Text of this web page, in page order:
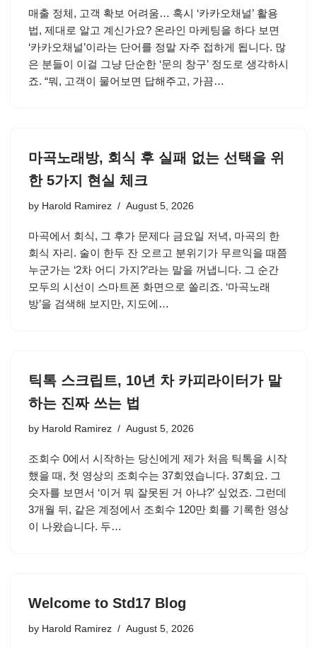
매출 정체, 고객 확보 어려움… 혹시 ‘카카오채널’ 활용
법, 제대로 알고 계신가요? 온라인 마케팅을 하다 보면
‘카카오채널’이라는 단어를 정말 자주 접하게 됩니다. 많
은 분들이 이걸 그냥 단순한 ‘문의 창구’ 정도로 생각하시
죠. “뭐, 고객이 물어보면 답해주고, 가끔…
마곡노래방, 회식 후 실패 없는 선택을 위
한 5가지 현실 체크
by Harold Ramirez August 5, 2026
마곡에서 회식, 그 후가 문제다 금요일 저녁, 마곡의 한
회식 자리. 술이 한두 잔 오르고 분위기가 무르익을 때쯤
누군가는 ‘2차 어디 가지?’라는 말을 꺼냅니다. 그 순간
모두의 시선이 스마트폰 화면으로 쏠리죠. ‘마곡노래
방’을 검색해 보지만, 지도에…
틱톡 스크립트, 10년 차 카피라이터가 말
하는 진짜 쓰는 법
by Harold Ramirez August 5, 2026
조회수 0에서 시작하는 당신에게 제가 처음 틱톡을 시작
했을 때, 첫 영상의 조회수는 37회였습니다. 37회요. 그
숫자를 보면서 ‘이거 뭐 잘못된 거 아냐?’ 싶었죠. 그런데
3개월 뒤, 같은 계정에서 조회수 120만 회를 기록한 영상
이 나왔습니다. 두…
Welcome to Std17 Blog
by Harold Ramirez August 5, 2026